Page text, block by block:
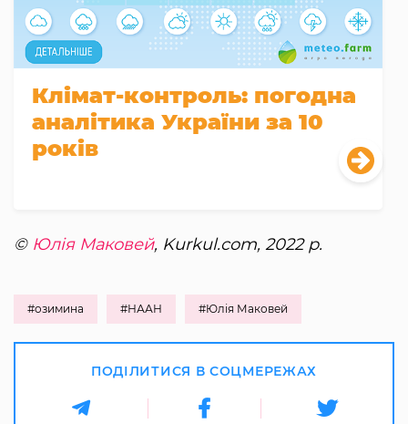
Клімат-контроль: погодна
аналітика України за 10
років
© Юлія Маковей, Kurkul.com, 2022 р.
#озимина #НААН #Юлія Маковей
ПОДІЛИТИСЯ В СОЦМЕРЕЖАХ